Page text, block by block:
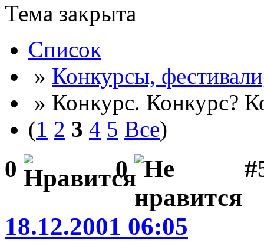
Тема закрыта
Список
» Конкурсы,
» Конкурс. Конкурс?
(1 2 3 4 5 Все)
0 0
18.12.2001 06:05